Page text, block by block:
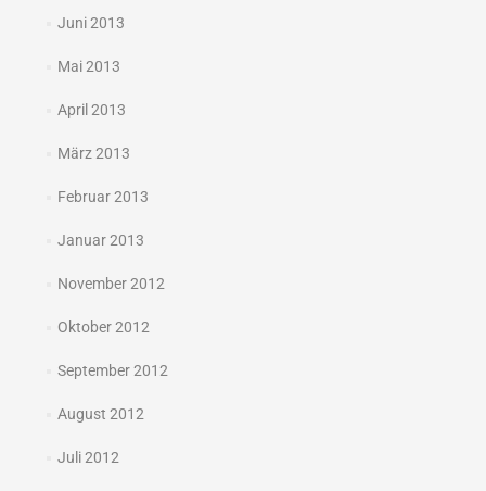
Juni 2013
Mai 2013
April 2013
März 2013
Februar 2013
Januar 2013
November 2012
Oktober 2012
September 2012
August 2012
Juli 2012